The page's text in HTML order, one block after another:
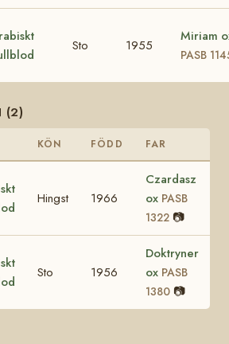
Sto 1955
Miriam
PASB
(2)
KÖN FÖDD FAR
Hingst 1966
Czardasz
ox PASB
1322 📷
Sto 1956
Doktryner
ox PASB
1380 📷